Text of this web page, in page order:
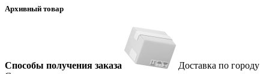
Архивный товар
Способы получения заказа
Доставка по городу